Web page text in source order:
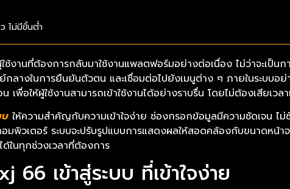
ไม่มีขั้นต่ำ
งานที่ต้องการกลับมาใช้งานแพลตฟอร์มอย่างต่อเนื่อง ไม่ว่าจะเป็นก
กลางในการยืนยันตัวตน และเชื่อมต่อไปยังเมนูต่าง ๆ ภายในระบบอ
อให้ผู้ใช้งานสามารถเข้าใช้งานได้อย่างราบรื่น โดยไม่ต้องเสียเวลา
บ ให้ความสำคัญกับความเข้าใจง่าย ช่องกรอกข้อมูลมีความชัดเจน ไ
พิวเตอร์ ระบบจะปรับรูปแบบการแสดงผลให้สอดคล้องกับขนาดหน้า
ด้ในทุกช่วงเวลาที่ต้องการ
66 เข้าสู่ระบบ ที่เข้าใจง่าย